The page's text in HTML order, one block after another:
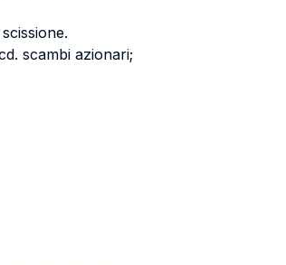
scambi azionari;